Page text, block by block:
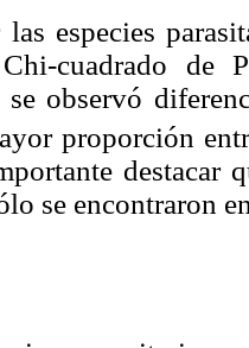
especies
cuadrado de
observó
proporción
destacar
se encontraron